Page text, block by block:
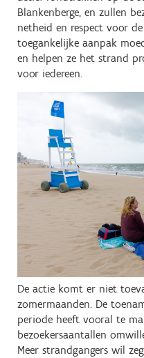
Blankenberge, en zullen
netheid en respect voor
toegankelijke aanpak
en helpen ze het strand
voor iedereen.
De actie komt er niet
zomermaanden. De
periode heeft vooral te
bezoekersaantallen
Meer strandgangers wil